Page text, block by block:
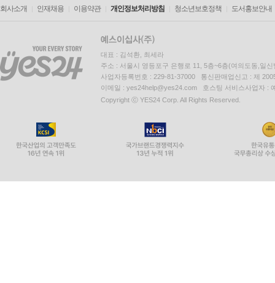
회사소개 인재채용 이용약관 개인정보처리방침 청소년보호정책 도서홍보안내
대표 : 김석환, 최세라
주소 : 서울시 영등포구 은행로 11, 5층~6층(여의도동,일신
사업자등록번호 : 229-81-37000 통신판매업신고 : 제
이메일 : yes24help@yes24.com 호스팅 서비스사업자 :
Copyright ⓒ YES24 Corp. All Rights Reserved.